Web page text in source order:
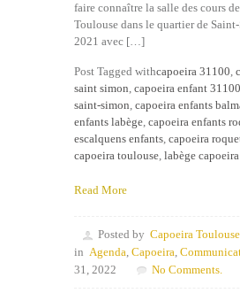
faire connaître la salle des cours
Toulouse dans le quartier de
2021 avec […]
Post Tagged withcapoeira 31100,
saint simon, capoeira enfant 31100
saint-simon, capoeira enfants
enfants labège, capoeira enfants
escalquens enfants, capoeira
capoeira toulouse, labège
Read More
Posted by Capoeira Toulouse
in Agenda, Capoeira,
31, 2022
No Comments.